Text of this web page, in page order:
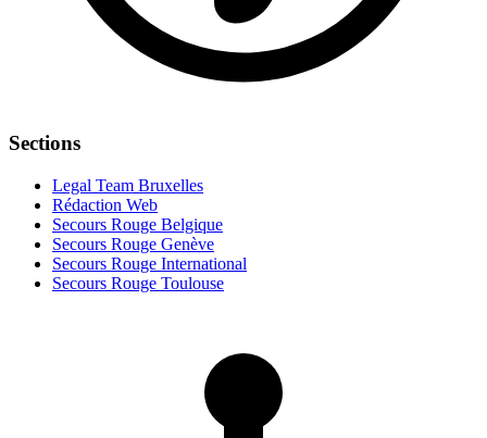
Sections
Legal Team Bruxelles
Rédaction Web
Secours Rouge Belgique
Secours Rouge Genève
Secours Rouge International
Secours Rouge Toulouse